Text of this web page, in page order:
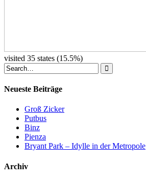
visited 35 states (15.5%)
Neueste Beiträge
Groß Zicker
Putbus
Binz
Pienza
Bryant Park – Idylle in der Metropole
Archiv